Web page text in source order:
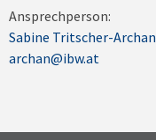
Ansprechperson:
Sabine Tritscher-Archan
archan@ibw.at